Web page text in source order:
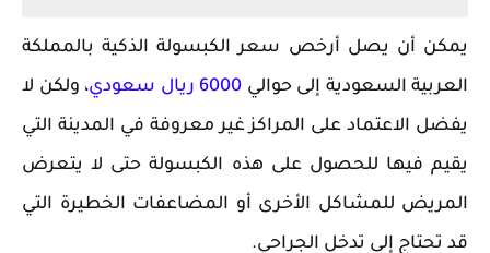
يمكن أن يصل أرخص سعر الكبسولة الذكية بالمملكة
العربية السعودية إلى حوالي
، ولكن لا
يفضل الاعتماد على المراكز غير معروفة في المدينة التي
يقيم فيها للحصول على هذه الكبسولة حتى لا يتعرض
المريض للمشاكل الأخرى أو المضاعفات الخطيرة التي
قد تحتاج إلى تدخل الجراحي.